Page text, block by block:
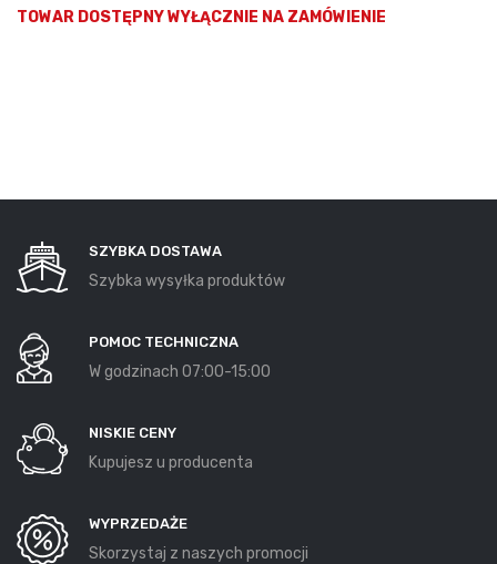
TOWAR DOSTĘPNY WYŁĄCZNIE NA ZAMÓWIENIE
SZYBKA DOSTAWA
Szybka wysyłka produktów
POMOC TECHNICZNA
W godzinach 07:00-15:00
NISKIE CENY
Kupujesz u producenta
WYPRZEDAŻE
Skorzystaj z naszych promocji